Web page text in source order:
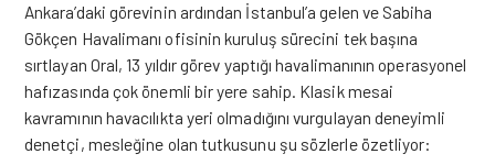
Ankara’daki görevinin ardından İstanbul’a gelen ve Sabiha
Gökçen Havalimanı ofisinin kuruluş sürecini tek başına
sırtlayan Oral, 13 yıldır görev yaptığı havalimanının operasyonel
hafızasında çok önemli bir yere sahip. Klasik mesai
kavramının havacılıkta yeri olmadığını vurgulayan deneyimli
denetçi, mesleğine olan tutkusunu şu sözlerle özetliyor: